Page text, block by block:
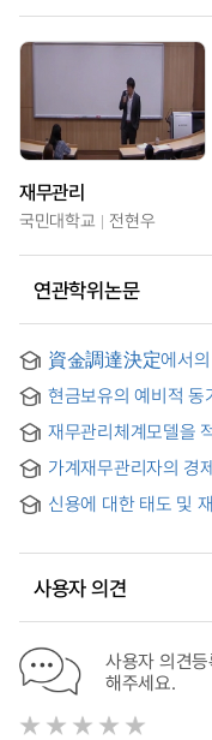
재무관리
국민대학교 전현우
연관학위논문
資金調達決定에서
the tax effect on
현금보유의 예비적 동
재무관리체계모델을
solidity of urban
systems model on
가계재무관리자의 경
(A)Study on the
Management
신용에 대한 태도 및
Adolescents and
사용자 의견
사용자 의견
해주세요.